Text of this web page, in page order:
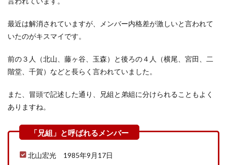
最近は解消されていますが、メンバー内格差が激しいと言われて
いたのがキスマイです。
前の３人（北山、藤ヶ谷、玉森）と後ろの４人（横尾、宮田、二
階堂、千賀）などと長らく言われていました。
また、冒頭で記述した通り、兄組と弟組に分けられることもよく
ありますね。
北山宏光 1985年9月17日